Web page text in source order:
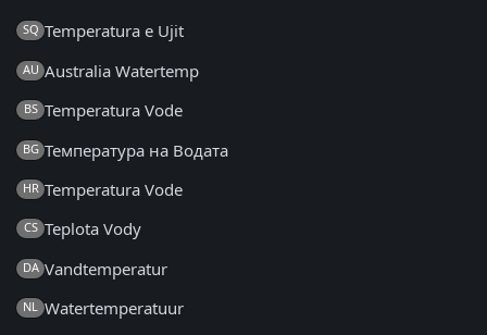
SQ Temperatura e Ujit
AU Australia Watertemp
BS Temperatura Vode
BG Температура на Водата
HR Temperatura Vode
CS Teplota Vody
DA Vandtemperatur
NL Watertemperatuur